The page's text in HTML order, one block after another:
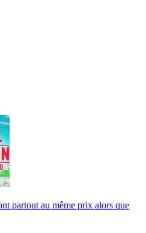
partout au même prix alors que